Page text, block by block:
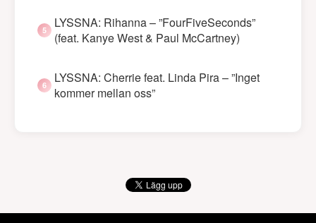
LYSSNA: Rihanna – ”FourFiveSeconds”
(feat. Kanye West & Paul McCartney)
LYSSNA: Cherrie feat. Linda Pira – ”Inget
kommer mellan oss”